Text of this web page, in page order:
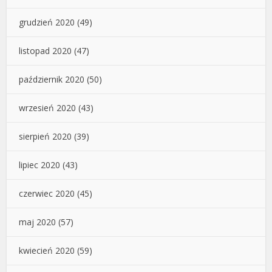
grudzień 2020 (49)
listopad 2020 (47)
październik 2020 (50)
wrzesień 2020 (43)
sierpień 2020 (39)
lipiec 2020 (43)
czerwiec 2020 (45)
maj 2020 (57)
kwiecień 2020 (59)